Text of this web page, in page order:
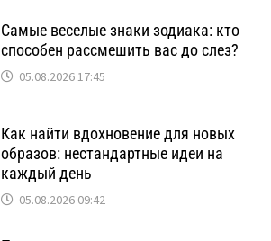
Самые веселые знаки зодиака: кто
способен рассмешить вас до слез?
05.08.2026 17:45
Как найти вдохновение для новых
образов: нестандартные идеи на
каждый день
05.08.2026 09:42